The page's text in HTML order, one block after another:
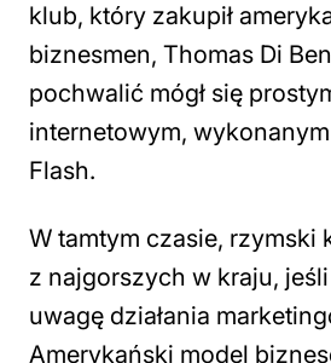
klub, który zakupił
biznesmen, Thomas Di
pochwalić mógł się
internetowym,
Flash.
W tamtym czasie, rzymski
z najgorszych w kraju,
uwagę działania
Amerykański model